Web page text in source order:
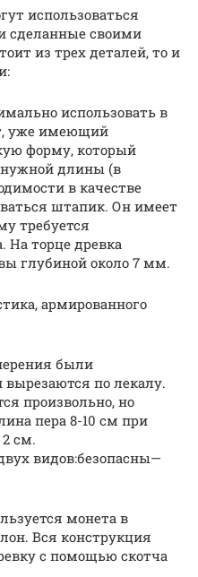
использоваться
сделанные своими
из трех деталей, то и
использовать в
уже имеющий
форму, который
нужной длины (в
в качестве
штапик. Он имеет
требуется
На торце древка
глубиной около 7 мм.
армированного
были
по лекалу.
произвольно, но
пера 8-10 см при
см.
видов:безопасны—
монета в
Вся конструкция
с помощью скотча